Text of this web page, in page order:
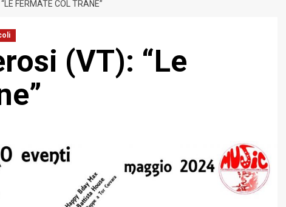
FERMATE COL TRANE”
(VT): “Le